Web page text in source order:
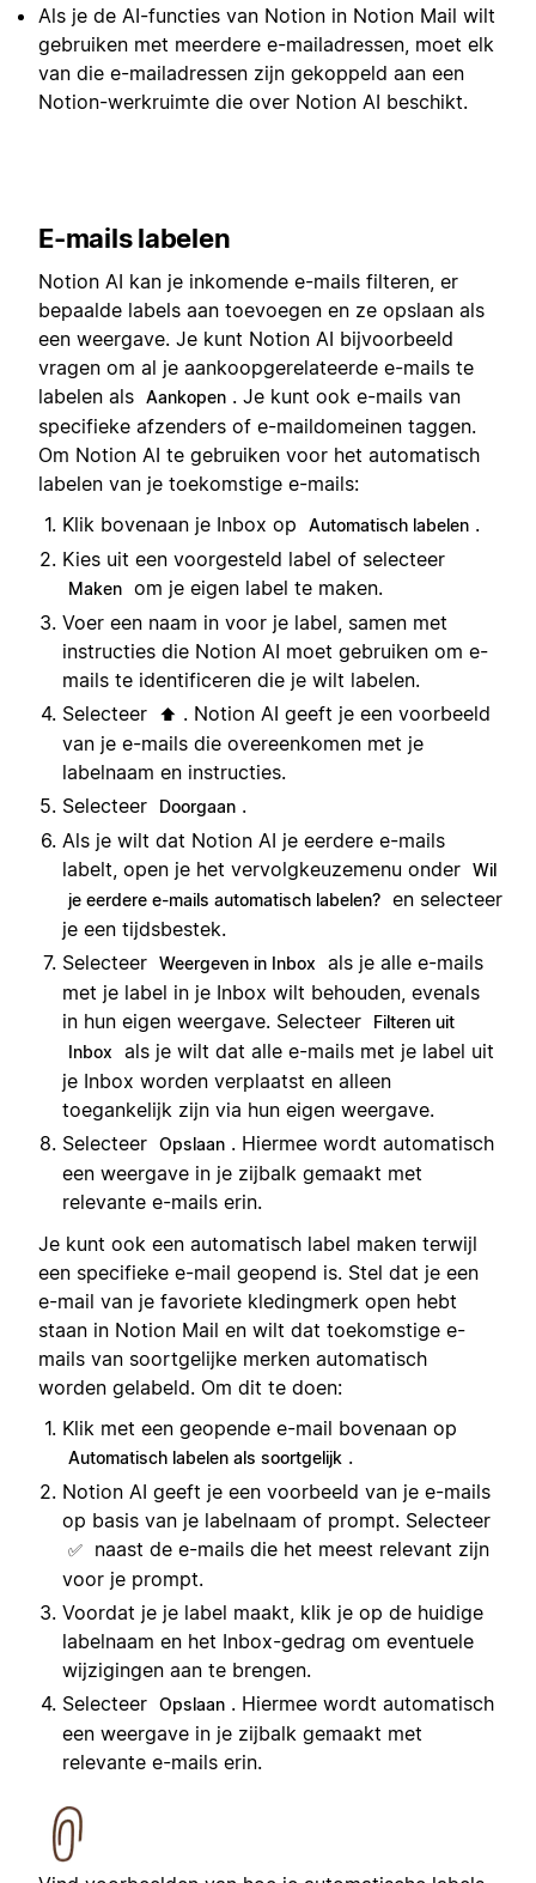
Als je de AI-functies van Notion in Notion Mail wilt
gebruiken met meerdere e-mailadressen, moet elk
van die e-mailadressen zijn gekoppeld aan een
Notion-werkruimte die over Notion AI beschikt.
E-mails labelen
Notion AI kan je inkomende e-mails filteren, er
bepaalde labels aan toevoegen en ze opslaan als
een weergave. Je kunt Notion AI bijvoorbeeld
vragen om al je aankoopgerelateerde e-mails te
labelen als Aankopen . Je kunt ook e-mails van
specifieke afzenders of e-maildomeinen taggen.
Om Notion AI te gebruiken voor het automatisch
labelen van je toekomstige e-mails:
Klik bovenaan je Inbox op
Automatisch labelen .
Kies uit een voorgesteld label of selecteer
Maken om je eigen label te maken.
Voer een naam in voor je label, samen met
instructies die Notion AI moet gebruiken om e-
mails te identificeren die je wilt labelen.
Selecteer
⬆️ . Notion AI geeft je een voorbeeld
van je e-mails die overeenkomen met je
labelnaam en instructies.
Selecteer
Doorgaan .
Als je wilt dat Notion AI je eerdere e-mails
labelt, open je het vervolgkeuzemenu onder Wil
je eerdere e-mails automatisch labelen? en selecteer
je een tijdsbestek.
Selecteer Weergeven in Inbox
als je alle e-mails
met je label in je Inbox wilt behouden, evenals
in hun eigen weergave. Selecteer
Filteren uit
Inbox
als je wilt dat alle e-mails met je label uit
je Inbox worden verplaatst en alleen
toegankelijk zijn via hun eigen weergave.
Selecteer Opslaan . Hiermee wordt automatisch
een weergave in je zijbalk gemaakt met
relevante e-mails erin.
Je kunt ook een automatisch label maken terwijl
een specifieke e-mail geopend is. Stel dat je een
e-mail van je favoriete kledingmerk open hebt
staan in Notion Mail en wilt dat toekomstige e-
mails van soortgelijke merken automatisch
worden gelabeld. Om dit te doen:
Klik met een geopende e-mail bovenaan op
Automatisch labelen als soortgelijk .
Notion AI geeft je een voorbeeld van je e-mails
op basis van je labelnaam of prompt. Selecteer
✅
naast de e-mails die het meest relevant zijn
voor je prompt.
Voordat je je label maakt, klik je op de huidige
labelnaam en het Inbox-gedrag om eventuele
wijzigingen aan te brengen.
Selecteer Opslaan . Hiermee wordt automatisch
een weergave in je zijbalk gemaakt met
relevante e-mails erin.